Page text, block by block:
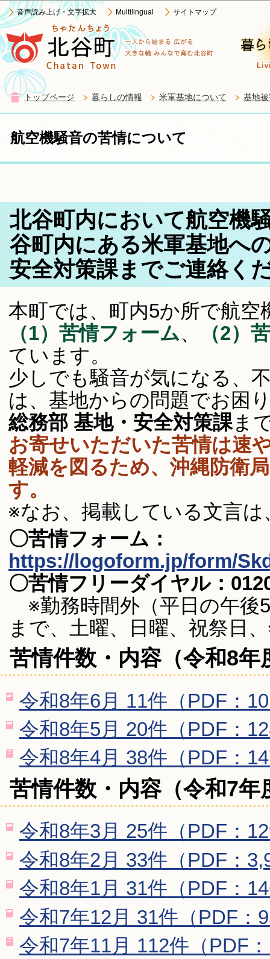
音声読み上げ・文字拡大 Multilingual サイトマップ
トップページ 暮らしの情報 米軍基地について 基地
航空機騒音の苦情について
北谷町内において航空機
谷町内にある米軍基地へ
安全対策課までご連絡く
本町では、町内5か所で航
（1）苦情フォーム、
（2）
ています。
少しでも騒音が気になる、
は、基地からの問題でお困
総務部 基地・安全対策課ま
お寄せいただいた苦情は速
軽減を図るため、沖縄防衛
す。
※なお、掲載している文言
〇苦情フォーム：
https://logoform.jp/form/
〇苦情フリーダイヤル：
※勤務時間外（平日の午後
まで、土曜、日曜、祝祭日
苦情件数・内容（令和8年
令和8年6月 11件（PDF：
令和8年5月 20件（PDF：
令和8年4月 38件（PDF：
苦情件数・内容（令和7年
令和8年3月 25件（PDF：
令和8年2月 33件（PDF：
令和8年1月 31件（PDF：
令和7年12月 31件（PDF：
令和7年11月 112件（PDF